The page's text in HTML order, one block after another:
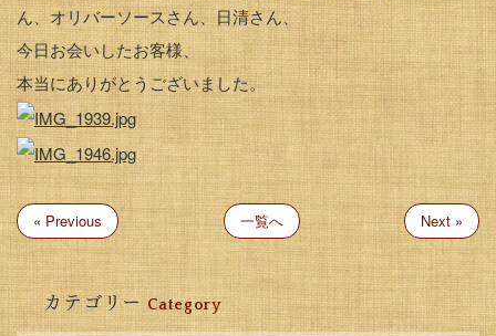
ん、オリバーソースさん、日清さん、
今日お会いしたお客様、
本当にありがとうございました。
« Previous 一覧へ Next »
カテゴリー Category